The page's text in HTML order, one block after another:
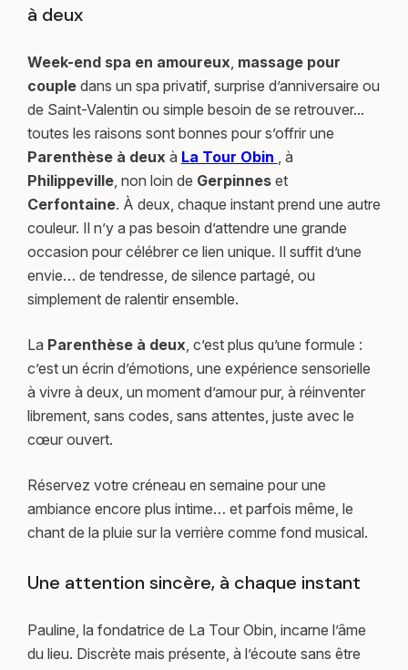
à deux
Week-end spa en amoureux massage pour
coupledans un spa privatif, surprise d’anniversaire ou
de Saint-Valentin ou simple besoin de se retrouver...
toutes les raisons sont bonnes pour s’offrir une
Parenthèse à deux à La Tour Obin
, à
Philippeville, non loin de Gerpinneset
Cerfontaine. À deux, chaque instant prend une autre
couleur. Il n’y a pas besoin d’attendre une grande
occasion pour célébrer ce lien unique. Il suffit d’une
envie… de tendresse, de silence partagé, ou
simplement de ralentir ensemble.
La Parenthèse à deux , c’est plus qu’une formule :
c’est un écrin d’émotions, une expérience sensorielle
à vivre à deux, un moment d’amour pur, à réinventer
librement, sans codes, sans attentes, juste avec le
cœur ouvert.
Réservez votre créneau en semaine pour une
ambiance encore plus intime… et parfois même, le
chant de la pluie sur la verrière comme fond musical.
Une attention sincère, à chaque instant
Pauline, la fondatrice de La Tour Obin, incarne l’âme
du lieu. Discrète mais présente, à l’écoute sans être